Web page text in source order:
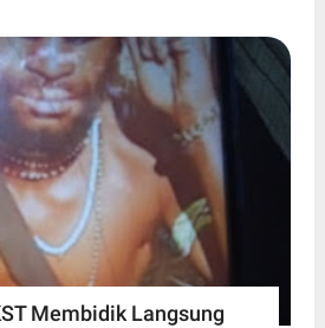
Membidik Langsung